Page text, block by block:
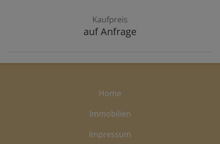
Kaufpreis
auf Anfrage
Home
Immobilien
Impressum